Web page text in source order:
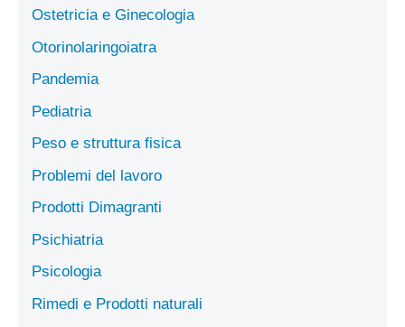
Ostetricia e Ginecologia
Otorinolaringoiatra
Pandemia
Pediatria
Peso e struttura fisica
Problemi del lavoro
Prodotti Dimagranti
Psichiatria
Psicologia
Rimedi e Prodotti naturali